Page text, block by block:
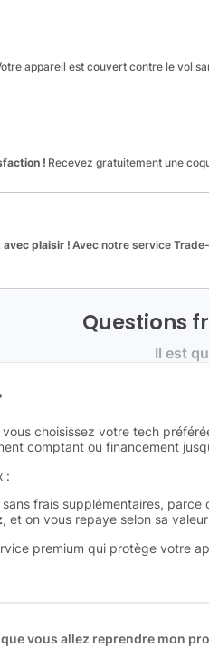
appareil est couvert contre le vol
! Recevez gratuitement une
avec plaisir ! Avec notre service
Questions
Il est
vous choisissez votre tech
comptant ou financement
:
sans frais supplémentaires, parce
, et on vous repaye selon sa
premium qui protège votre
vous allez reprendre mon